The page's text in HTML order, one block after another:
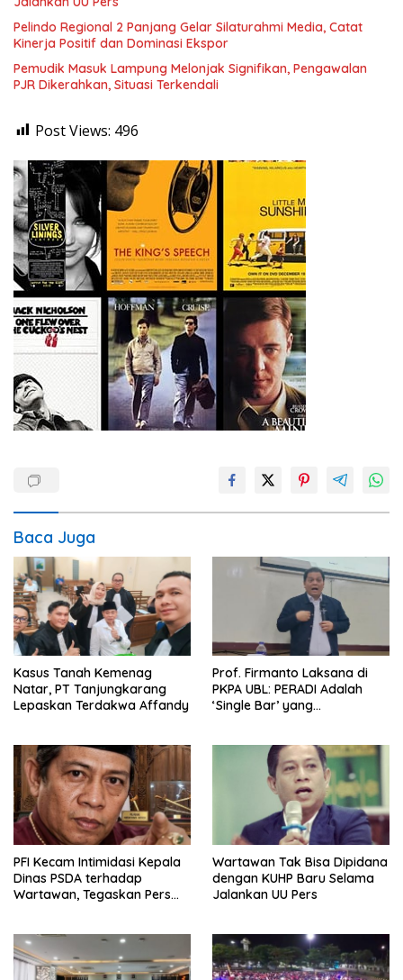
Pelindo Regional 2 Panjang Gelar Silaturahmi Media, Catat
Kinerja Positif dan Dominasi Ekspor
Pemudik Masuk Lampung Melonjak Signifikan, Pengawalan
PJR Dikerahkan, Situasi Terkendali
Post Views: 496
Baca Juga
Kasus Tanah Kemenag
Natar, PT Tanjungkarang
Lepaskan Terdakwa Affandy
Prof. Firmanto Laksana di
PKPA UBL: PERADI Adalah
‘Single Bar’ yang
PFI Kecam Intimidasi Kepala
Dinas PSDA terhadap
Wartawan, Tegaskan Pers
Wartawan Tak Bisa Dipidana
dengan KUHP Baru Selama
Jalankan UU Pers